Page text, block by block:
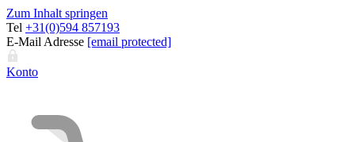
Zum Inhalt springen
Tel +31(0)594 857193
E-Mail Adresse [email protected]
Konto